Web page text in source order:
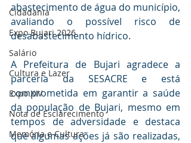
Cidadania
Expo Bujari 2026
Salário
Cultura e Lazer
Expo XIV
Nota de Esclarecimento
Memória e Cultura
abastecimento de água do município,
avaliando o possível risco de
desabastecimento hídrico.
A Prefeitura de Bujari agradece a
parceria da SESACRE e está
comprometida em garantir a saúde
da população de Bujari, mesmo em
tempos de adversidade e destaca
que algumas ações já são realizadas,